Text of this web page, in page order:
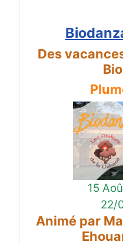
Des
15
22/
Animé par